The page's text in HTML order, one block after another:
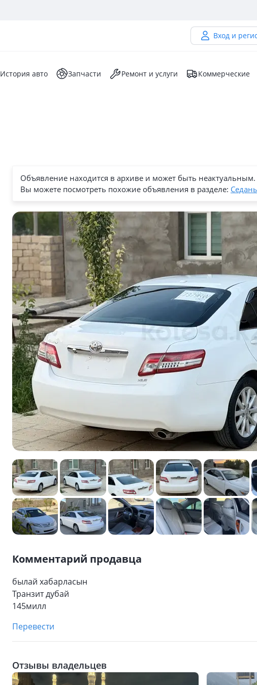
Вход и
История авто Запчасти Ремонт и услуги Коммерческие
Объявление находится в архиве и может быть неактуальным.
Вы можете посмотреть похожие объявления в разделе:
Комментарий продавца
былай хабарласын
Транзит дубай
145милл
Перевести
Отзывы владельцев